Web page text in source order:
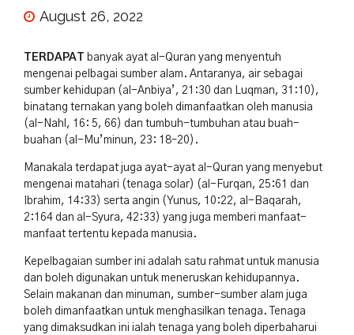
August 26, 2022
TERDAPAT
banyak ayat al-Quran yang menyentuh
mengenai pelbagai sumber alam. Antaranya, air sebagai
sumber kehidupan (al-Anbiya’, 21:30 dan Luqman, 31:10),
binatang ternakan yang boleh dimanfaatkan oleh manusia
(al-Nahl, 16: 5, 66) dan tumbuh-tumbuhan atau buah-
buahan (al-Mu’minun, 23: 18–20).
Manakala terdapat juga ayat-ayat al-Quran yang menyebut
mengenai matahari (tenaga solar) (al-Furqan, 25:61 dan
Ibrahim, 14:33) serta angin (Yunus, 10:22, al-Baqarah,
2:164 dan al-Syura, 42:33) yang juga memberi manfaat-
manfaat tertentu kepada manusia.
Kepelbagaian sumber ini adalah satu rahmat untuk manusia
dan boleh digunakan untuk meneruskan kehidupannya.
Selain makanan dan minuman, sumber-sumber alam juga
boleh dimanfaatkan untuk menghasilkan tenaga. Tenaga
yang dimaksudkan ini ialah tenaga yang boleh diperbaharui